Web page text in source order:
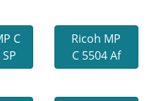
C
Ricoh MP
C 5504 Af